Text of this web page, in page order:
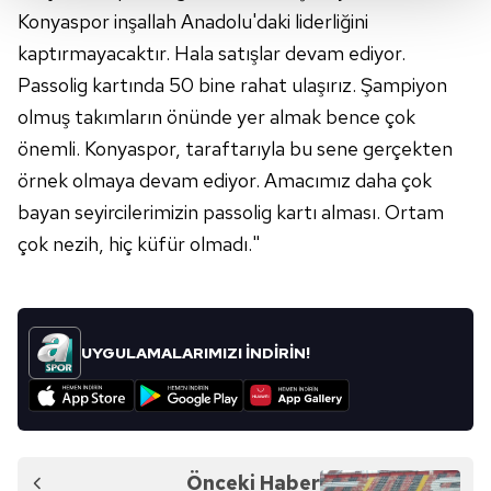
Her halükârda, kullanıcılar, bu çerezlere izin vermedikleri
takdirde, kullanıcılara hedefli reklamlar
gösterilmeyecektir."
Sizlere daha iyi bir hizmet sunabilmek için İnternet
Sitemizde kendimize ve üçüncü kişilere ait çerezler
kullanılmaktadır. Bu çerezler vasıtasıyla çeşitli kişisel
verileriniz işlenmekte olup gerekli olan çerezler bilgi
toplumu hizmetlerinin sunulması amacıyla
kullanılmaktadır. Diğer çerezler, sitemizin daha işlevsel
reklam/pazarlama faaliyetlerinin yapılması, amaçlarıyla
sınırlı olarak açık rızanız dahilinde kullanılacaktır.
Çerezlere ilişkin tercihlerinizi aşağıda yer alan panel
vasıtasıyla belirleyebilirsiniz. Çerezlere ilişkin detaylı bilgi
için Ayarlar butonuna tıklayabilir,Çerez Bilgilendirme
Konyaspor inşallah Anadolu'daki liderliğini
kaptırmayacaktır. Hala satışlar devam ediyor.
Passolig kartında 50 bine rahat ulaşırız. Şampiyon
olmuş takımların önünde yer almak bence çok
önemli. Konyaspor, taraftarıyla bu sene gerçekten
örnek olmaya devam ediyor. Amacımız daha çok
bayan seyircilerimizin passolig kartı alması. Ortam
çok nezih, hiç küfür olmadı."
UYGULAMALARIMIZI İNDİRİN!
Önceki Haber